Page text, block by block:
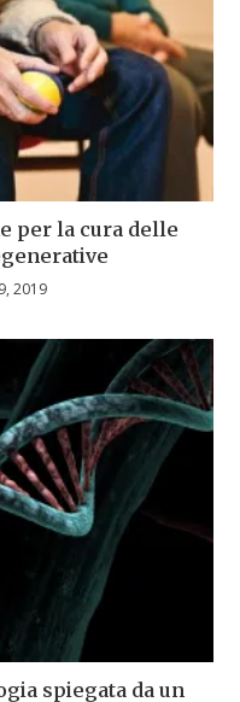
per la cura delle
2019
spiegata da un